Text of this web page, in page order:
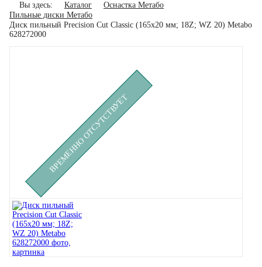
Вы здесь: Каталог
Оснастка Метабо
Пильные диски Метабо
Диск пильный Precision Cut Classic (165x20 мм; 18Z; WZ 20) Metabo
628272000
ВРЕМЕННО ОТСУТСТВУЕТ